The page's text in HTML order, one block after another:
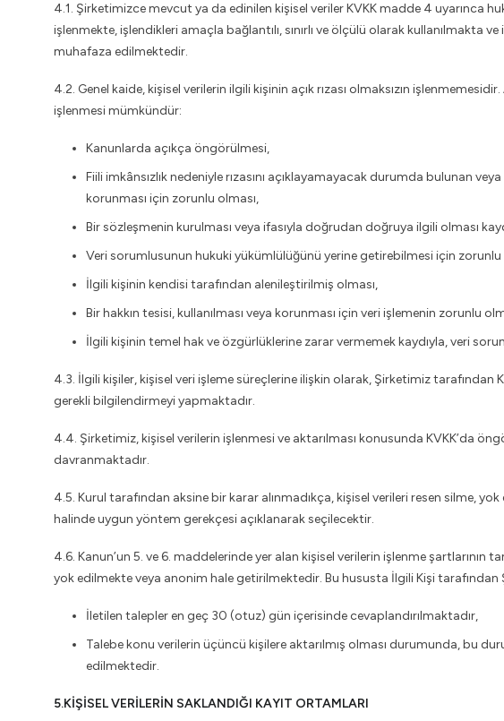
4.1. Şirketimizce mevcut ya da edinilen kişisel veriler KVKK madde 4 uyarınca
işlenmekte, işlendikleri amaçla bağlantılı, sınırlı ve ölçülü olarak
muhafaza edilmektedir.
4.2. Genel kaide, kişisel verilerin ilgili kişinin açık rızası olmaksızın
işlenmesi mümkündür:
Kanunlarda açıkça öngörülmesi,
Fiili imkânsızlık nedeniyle rızasını açıklayamayacak durumda bulunan
korunması için zorunlu olması,
Bir sözleşmenin kurulması veya ifasıyla doğrudan doğruya ilgili olması
Veri sorumlusunun hukuki yükümlülüğünü yerine getirebilmesi için zorunlu
İlgili kişinin kendisi tarafından alenileştirilmiş olması,
Bir hakkın tesisi, kullanılması veya korunması için veri işlemenin zorunlu
İlgili kişinin temel hak ve özgürlüklerine zarar vermemek kaydıyla, veri
4.3. İlgili kişiler, kişisel veri işleme süreçlerine ilişkin olarak, Şirketimiz
gerekli bilgilendirmeyi yapmaktadır.
4.4. Şirketimiz, kişisel verilerin işlenmesi ve aktarılması konusunda KVKK’da
davranmaktadır.
4.5. Kurul tarafından aksine bir karar alınmadıkça, kişisel verileri resen silme,
halinde uygun yöntem gerekçesi açıklanarak seçilecektir.
4.6. Kanun’un 5. ve 6. maddelerinde yer alan kişisel verilerin işlenme
yok edilmekte veya anonim hale getirilmektedir. Bu hususta İlgili Kişi tarafından
İletilen talepler en geç 30 (otuz) gün içerisinde cevaplandırılmaktadır,
Talebe konu verilerin üçüncü kişilere aktarılmış olması durumunda, bu
edilmektedir.
5.KİŞİSEL VERİLERİN SAKLANDIĞI KAYIT ORTAMLARI